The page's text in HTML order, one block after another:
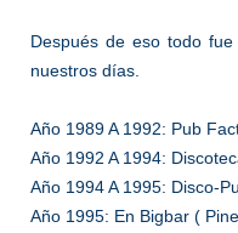
Después de eso todo
nuestros días.
Año 1989 A 1992: Pub
Año 1992 A 1994:
Año 1994 A 1995: Disco-
Año 1995: En Bigbar (